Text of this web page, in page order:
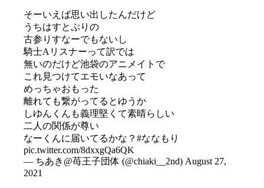
そーいえば思い出したんだけど
うちはすとぷりの
古参りすなーでもないし
騎士Aリスナーって訳では
無いのだけど池袋のアニメイトで
これ見つけてエモいなあって
めっちゃおもった
離れても繋がってるとゆうか
しゆんくんも義理堅くて素晴らしい
二人の関係が尊い
なーくんに届いてるかな？ #ななもり
pic.twitter.com/8dxxgQa6QK
— ちあき@苺王子団体 (@chiaki__2nd) August 27,
2021